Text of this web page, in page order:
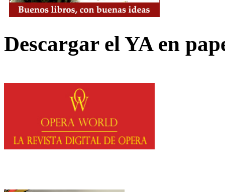
Descargar el YA en